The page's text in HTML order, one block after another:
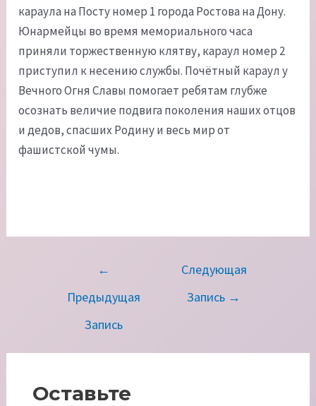
караула на Посту номер 1 города Ростова на Дону.
Юнармейцы во время мемориального часа
приняли торжественную клятву, караул номер 2
приступил к несению службы. Почётный караул у
Вечного Огня Славы помогает ребятам глубже
осознать величие подвига поколения наших отцов
и дедов, спасших Родину и весь мир от
фашистской чумы.
записям
←
Предыдущая
Запись
Следующая
Запись →
Оставьте